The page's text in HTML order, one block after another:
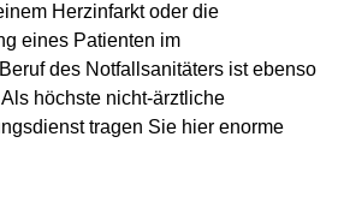
Herzinfarkt oder die
eines Patienten im
des Notfallsanitäters ist ebenso
höchste nicht-ärztliche
tragen Sie hier enorme